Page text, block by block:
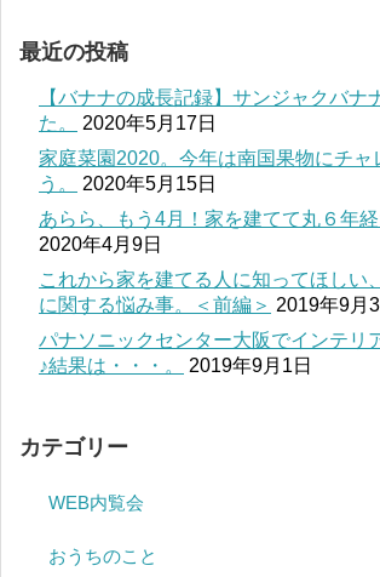
最近の投稿
【バナナの成長記録】サンジャクバナ
た。
2020年5月17日
家庭菜園2020。今年は南国果物にチャ
う。
2020年5月15日
あらら、もう4月！家を建てて丸６年経
2020年4月9日
これから家を建てる人に知ってほしい
に関する悩み事。＜前編＞ 2019年9月3
パナソニックセンター大阪でインテリ
♪結果は・・・。
2019年9月1日
カテゴリー
WEB内覧会
おうちのこと